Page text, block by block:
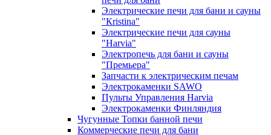
Электрические печи для бани и сауны
"Кristina"
Электрические печи для сауны
"Harvia"
Электропечь для бани и сауны
"Премьера"
Запчасти к электрическим печам
Электрокаменки SAWO
Пульты Управления Harvia
Электрокаменки Финляндия
Чугунные Топки банной печи
Коммерческие печи для бани